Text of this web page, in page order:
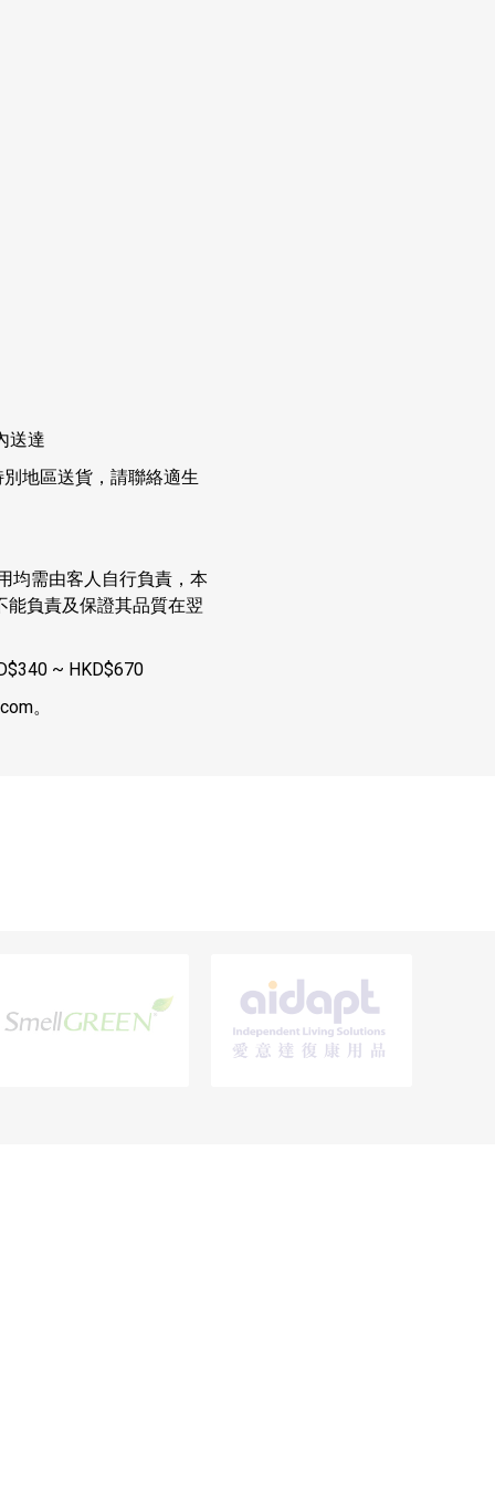
送達
地區送貨，請聯絡適生
均需由客人自行負責，本
能負責及保證其品質在翌
~ HKD$670
。